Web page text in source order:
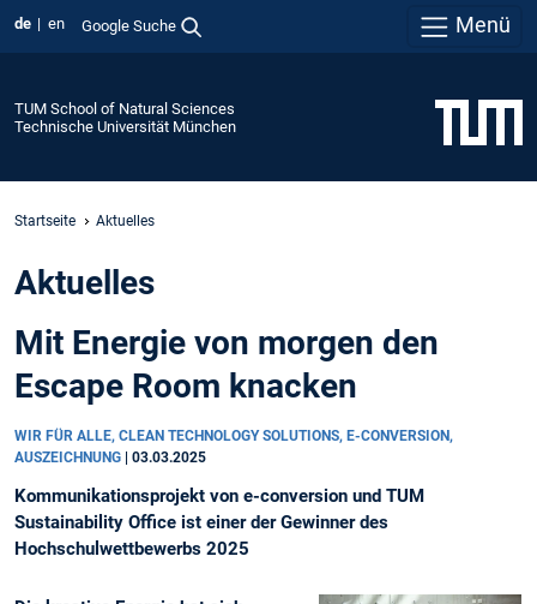
de en Google Suche Menü
TUM School of Natural Sciences
Technische Universität München
Startseite Aktuelles
Aktuelles
Mit Energie von morgen den
Escape Room knacken
WIR FÜR ALLE, CLEAN TECHNOLOGY SOLUTIONS, E-CONVERSION,
AUSZEICHNUNG
03.03.2025
Kommunikationsprojekt von e-conversion und TUM
Sustainability Office ist einer der Gewinner des
Hochschulwettbewerbs 2025